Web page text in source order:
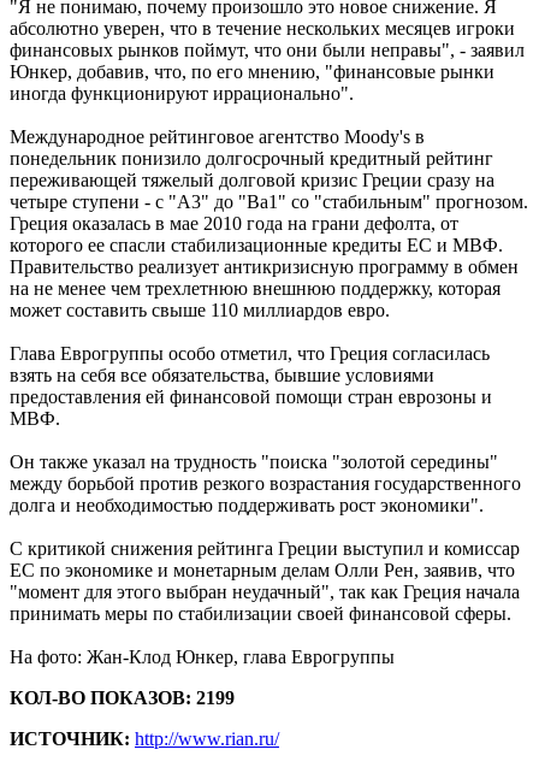
"Я не понимаю, почему произошло это новое снижение. Я
абсолютно уверен, что в течение нескольких месяцев игроки
финансовых рынков поймут, что они были неправы", - заявил
Юнкер, добавив, что, по его мнению, "финансовые рынки
иногда функционируют иррационально".
Международное рейтинговое агентство Moody's в
понедельник понизило долгосрочный кредитный рейтинг
переживающей тяжелый долговой кризис Греции сразу на
четыре ступени - c "А3" до "Вa1" со "стабильным" прогнозом.
Греция оказалась в мае 2010 года на грани дефолта, от
которого ее спасли стабилизационные кредиты ЕС и МВФ.
Правительство реализует антикризисную программу в обмен
на не менее чем трехлетнюю внешнюю поддержку, которая
может составить свыше 110 миллиардов евро.
Глава Еврогруппы особо отметил, что Греция согласилась
взять на себя все обязательства, бывшие условиями
предоставления ей финансовой помощи стран еврозоны и
МВФ.
Он также указал на трудность "поиска "золотой середины"
между борьбой против резкого возрастания государственного
долга и необходимостью поддерживать рост экономики".
С критикой снижения рейтинга Греции выступил и комиссар
ЕС по экономике и монетарным делам Олли Рен, заявив, что
"момент для этого выбран неудачный", так как Греция начала
принимать меры по стабилизации своей финансовой сферы.
На фото: Жан-Клод Юнкер, глава Еврогруппы
КОЛ-ВО ПОКАЗОВ: 2199
ИСТОЧНИК: http://www.rian.ru/